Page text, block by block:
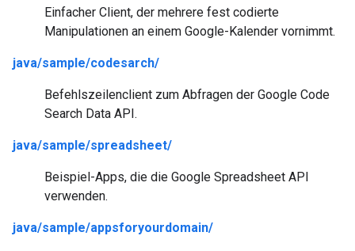
Einfacher Client, der mehrere fest codierte
Manipulationen an einem Google-Kalender vornimmt.
java/sample/codesarch/
Befehlszeilenclient zum Abfragen der Google Code
Search Data API.
java/sample/spreadsheet/
Beispiel-Apps, die die Google Spreadsheet API
verwenden.
java/sample/appsforyourdomain/